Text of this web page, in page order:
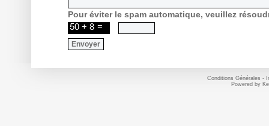
Pour éviter le spam automatique, veuillez
Conditions Générales -
Powered by